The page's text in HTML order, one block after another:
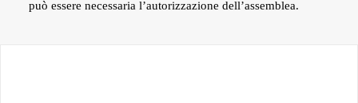
può essere necessaria l’autorizzazione dell’assemblea.